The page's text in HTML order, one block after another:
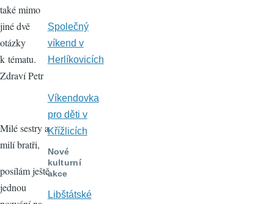
také mimo
jiné dvě
otázky
k tématu.
Zdraví Petr
Milé sestry a
milí bratři,
posílám ještě
jednou
Společný
víkend v
Herlíkovicích
Víkendovka
pro děti v
Křížlicích
Nové
kulturní
akce
Libštátské